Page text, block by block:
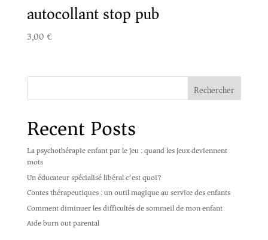
autocollant stop pub
3,00 €
Rechercher
Recent Posts
La psychothérapie enfant par le jeu : quand les jeux deviennent
mots
Un éducateur spécialisé libéral c’est quoi?
Contes thérapeutiques : un outil magique au service des enfants
Comment diminuer les difficultés de sommeil de mon enfant
Aide burn out parental